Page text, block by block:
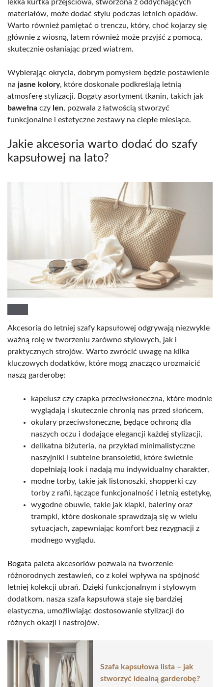
lekka kurtka przejściowa, stworzona z oddychających
materiałów, może dodać stylu podczas letnich opadów.
Warto również pamiętać o trenczu, który, choć kojarzy się
głównie z wiosną, latem również może przyjść z pomocą,
skutecznie osłaniając przed wiatrem.
Wybierając okrycia, dobrym pomysłem będzie postawienie
na jasne kolory, które doskonale podkreślają letnią
atmosferę stylizacji. Bogaty asortyment tkanin, takich jak
bawełna czy len, pozwala z łatwością stworzyć
funkcjonalne i estetyczne zestawy na ciepłe miesiące.
Jakie akcesoria warto dodać do szafy
kapsułowej na lato?
Akcesoria do letniej szafy kapsułowej odgrywają niezwykle
ważną rolę w tworzeniu zarówno stylowych, jak i
praktycznych strojów. Warto zwrócić uwagę na kilka
kluczowych dodatków, które mogą znacząco urozmaicić
naszą garderobę:
kapelusz czy czapka przeciwsłoneczna, które modnie
wyglądają i skutecznie chronią nas przed słońcem,
okulary przeciwsłoneczne, będące ochroną dla
naszych oczu i dodające elegancji każdej stylizacji,
delikatna biżuteria, na przykład minimalistyczne
naszyjniki i subtelne bransoletki, które świetnie
dopełniają look i nadają mu indywidualny charakter,
modne torby, takie jak listonoszki, shopperki czy
torby z rafii, łączące funkcjonalność i letnią estetykę,
wygodne obuwie, takie jak klapki, baleriny oraz
trampki, które doskonale sprawdzają się w wielu
sytuacjach, zapewniając komfort bez rezygnacji z
modnego wyglądu.
Bogata paleta akcesoriów pozwala na tworzenie
różnorodnych zestawień, co z kolei wpływa na spójność
letniej kolekcji ubrań. Dzięki funkcjonalnym i stylowym
dodatkom, nasza szafa kapsułowa staje się bardziej
elastyczna, umożliwiając dostosowanie stylizacji do
różnych okazji i nastrojów.
Szafa kapsułowa lista – jak
stworzyć idealną garderobę?